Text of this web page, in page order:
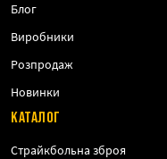
Блог
Виробники
Розпродаж
Новинки
КАТАЛОГ
Страйкбольна зброя